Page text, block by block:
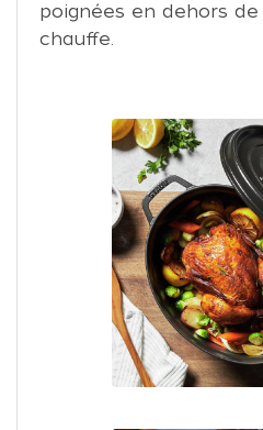
poignées en dehors
chauffe.